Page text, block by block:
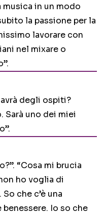
in un modo
la passione per la
lavorare con
nel mixare o
degli ospiti?
Sarà uno dei miei
“Cosa mi brucia
ho voglia di
che c’è una
Io so che